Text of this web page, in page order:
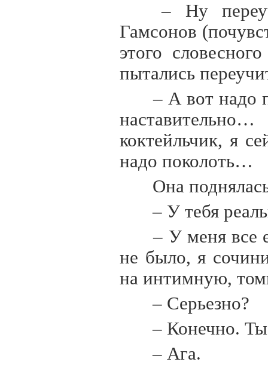
– Ну
Гамсонов
этого
пытались
– А вот надо
коктейльчик, я
надо поколоть…
Она
– У тебя
– У меня все
не было, я
на интимную,
– Серьезно?
– Конечно.
– Ага.